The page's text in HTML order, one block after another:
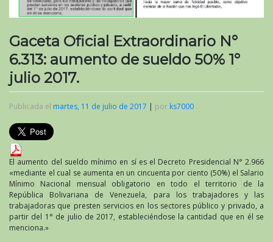
Gaceta Oficial Extraordinario N°
6.313: aumento de sueldo 50% 1°
julio 2017.
Publicada el martes, 11 de julio de 2017 | por ks7000
El aumento del sueldo mínimo en sí es el Decreto Presidencial N° 2.966
«mediante el cual se aumenta en un cincuenta por ciento (50%) el Salario
Mínimo Nacional mensual obligatorio en todo el territorio de la
República Bolivariana de Venezuela, para los trabajadores y las
trabajadoras que presten servicios en los sectores público y privado, a
partir del 1° de julio de 2017, estableciéndose la cantidad que en él se
menciona.»